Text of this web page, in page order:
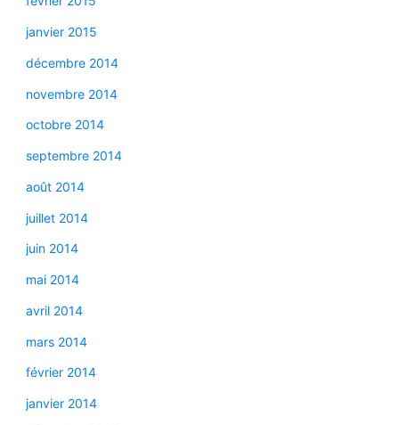
janvier 2015
décembre 2014
novembre 2014
octobre 2014
septembre 2014
août 2014
juillet 2014
juin 2014
mai 2014
avril 2014
mars 2014
février 2014
janvier 2014